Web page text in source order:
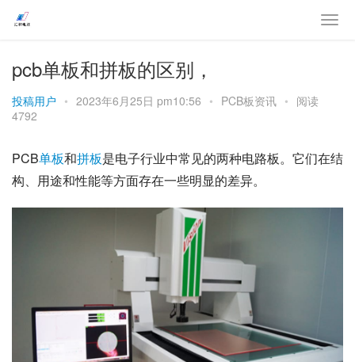
pcb单板和拼板的区别，
投稿用户 • 2023年6月25日 pm10:56 • PCB板资讯 • 阅读
4792
PCB单板和拼板是电子行业中常见的两种电路板。它们在结
构、用途和性能等方面存在一些明显的差异。